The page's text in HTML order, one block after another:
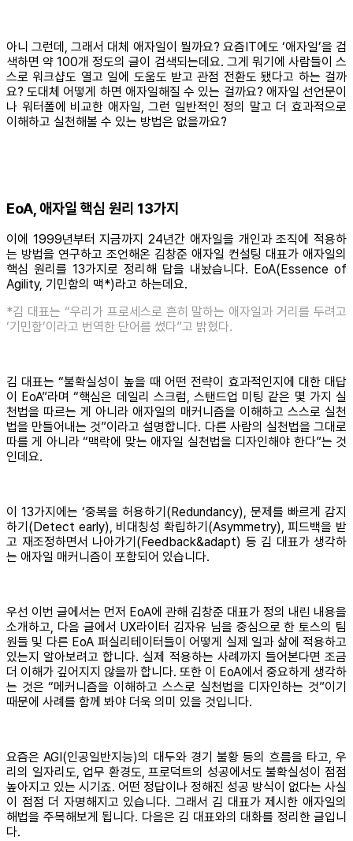
아니 그런데, 그래서 대체 애자일이 뭘까요? 요즘IT에도 ‘애자일’을 검
색하면 약 100개 정도의 글이 검색되는데요. 그게 뭐기에 사람들이 스
스로 워크샵도 열고 일에 도움도 받고 관점 전환도 됐다고 하는 걸까
요? 도대체 어떻게 하면 애자일해질 수 있는 걸까요? 애자일 선언문이
나 워터폴에 비교한 애자일, 그런 일반적인 정의 말고 더 효과적으로
이해하고 실천해볼 수 있는 방법은 없을까요?
EoA, 애자일 핵심 원리 13가지
이에 1999년부터 지금까지 24년간 애자일을 개인과 조직에 적용하
는 방법을 연구하고 조언해온 김창준 애자일 컨설팅 대표가 애자일의
핵심 원리를 13가지로 정리해 답을 내놨습니다. EoA(Essence of
Agility, 기민함의 맥*)라고 하는데요.
*김 대표는 “우리가 프로세스로 흔히 말하는 애자일과 거리를 두려고
‘기민함’이라고 번역한 단어를 썼다”고 밝혔다.
김 대표는 “불확실성이 높을 때 어떤 전략이 효과적인지에 대한 대답
이 EoA”라며 “핵심은 데일리 스크럼, 스탠드업 미팅 같은 몇 가지 실
천법을 따르는 게 아니라 애자일의 매커니즘을 이해하고 스스로 실천
법을 만들어내는 것”이라고 설명합니다. 다른 사람의 실천법을 그대로
따를 게 아니라 “맥락에 맞는 애자일 실천법을 디자인해야 한다”는 것
인데요.
이 13가지에는 ‘중복을 허용하기(Redundancy), 문제를 빠르게 감지
하기(Detect early), 비대칭성 확립하기(Asymmetry), 피드백을 받
고 재조정하면서 나아가기(Feedback&adapt) 등 김 대표가 생각하
는 애자일 매커니즘이 포함되어 있습니다.
우선 이번 글에서는 먼저 EoA에 관해 김창준 대표가 정의 내린 내용을
소개하고, 다음 글에서 UX라이터 김자유 님을 중심으로 한 토스의 팀
원들 및 다른 EoA 퍼실리테이터들이 어떻게 실제 일과 삶에 적용하고
있는지 알아보려고 합니다. 실제 적용하는 사례까지 들어본다면 조금
더 이해가 깊어지지 않을까 합니다. 또한 이 EoA에서 중요하게 생각하
는 것은 “메커니즘을 이해하고 스스로 실천법을 디자인하는 것”이기
때문에 사례를 함께 봐야 더욱 의미 있을 것입니다.
요즘은 AGI(인공일반지능)의 대두와 경기 불황 등의 흐름을 타고, 우
리의 일자리도, 업무 환경도, 프로덕트의 성공에서도 불확실성이 점점
높아지고 있는 시기죠. 어떤 정답이나 정해진 성공 방식이 없다는 사실
이 점점 더 자명해지고 있습니다. 그래서 김 대표가 제시한 애자일의
해법을 주목해보게 됩니다. 다음은 김 대표와의 대화를 정리한 글입니
다.